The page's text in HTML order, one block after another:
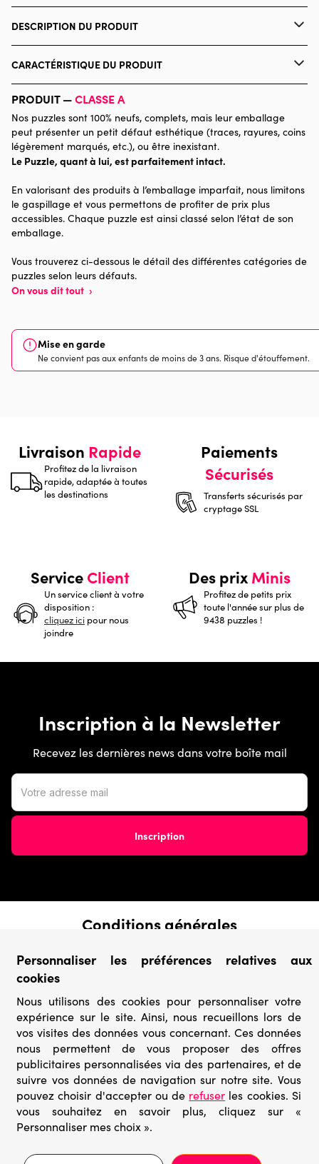
DESCRIPTION DU PRODUIT
Marion Blanc
CARACTÉRISTIQUE DU PRODUIT
Catégorie
Puzzles - Forêts, Fleurs et
Jardins
48.000 pièces)
Provenance Made in France
Nombre de pièces 1000 pièces
Dimensions
PRODUIT —CLASSE A
Nos puzzles sont 100% neufs, complets, mais leur emballage
peut présenter un petit défaut esthétique (traces, rayures, coins
légèrement marqués, etc.), ou être inexistant.
Le Puzzle, quant à lui, est parfaitement intact.
En valorisant des produits à l’emballage imparfait, nous limitons
le gaspillage et vous permettons de profiter de prix plus
accessibles. Chaque puzzle est ainsi classé selon l’état de son
emballage.
Vous trouverez ci-dessous le détail des différentes catégories de
puzzles selon leurs défauts.
On vous dit tout ›
Mise en garde
Ne convient pas aux enfants de moins de 3 ans. Risque d'étouffement.
Prix conseillé 22,95€
Livraison Rapide
Profitez de la livraison
rapide, adaptée à toutes
les destinations
Paiements
Sécurisés
Transferts sécurisés par
cryptage SSL
ServiceClient
Un service client à votre
disposition :
cliquez ici pour nous
joindre
Des prixMinis
Profitez de petits prix
toute l'année sur plus de
9438 puzzles !
Inscription à la Newsletter
Recevez les dernières news dans votre boîte mail
Conditions générales
› Conditions d’utilisation
› Confidentialité & Protection des Données
Catégories
› Marques
› Derniers arrivages
› Puzzles mystères
› Prix minis
© Go-puzzle.fr 2026 – Tous droits réservés
Personnaliser les préférences relatives aux
cookies
Nous utilisons des cookies pour personnaliser votre
expérience sur le site. Ainsi, nous recueillons lors de
vos visites des données vous concernant. Ces données
nous permettent de vous proposer des offres
publicitaires personnalisées via des partenaires, et de
suivre vos données de navigation sur notre site. Vous
pouvez choisir d'accepter ou de refuser les cookies. Si
vous souhaitez en savoir plus, cliquez sur «
Personnaliser mes choix ».